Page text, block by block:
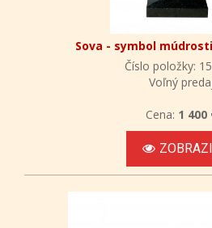
Sova - symbol
Číslo položky:
Voľný
Cena: 1 400